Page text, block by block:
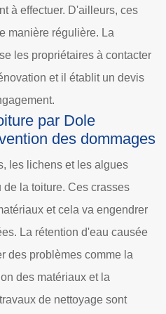
à effectuer. D'ailleurs, ces
manière régulière. La
les propriétaires à contacter
et il établit un devis
par Dole
des dommages
les lichens et les algues
la toiture. Ces crasses
et cela va engendrer
La rétention d'eau causée
des problèmes comme la
des matériaux et la
de nettoyage sont